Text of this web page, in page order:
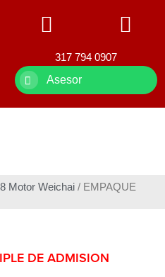
317 794 0907
Asesor
Motor Weichai / EMPAQUE
DE ADMISION